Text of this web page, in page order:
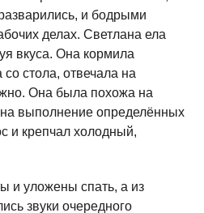
и бодрыми
делах. Светлана ела
вкуса. Она кормила
стола, отвечала на
Она была похожа на
выполнение определённых
и крепчал холодный,
и уложены спать, а из
звуки очередного